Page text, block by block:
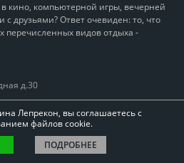
кино, компьютерной игры, вечерней
с друзьями? Ответ очевиден: то, что
перечисленных видов отдыха -
д.30
Все права защищены
Лепрекон, вы соглашаетесь с
файлов cookie.
ПОДРОБНЕЕ